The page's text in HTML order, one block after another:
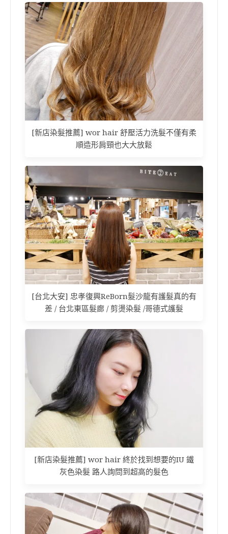
[新店染髮推薦] wor hair 舒壓活力洗髮不僅有柔
順造形肩頸也大大放鬆
[台北大安] 忠孝復興ReBorn髮沙龍有護髮真的有
差 / 台北東區髮廊 / 剪燙染髮 /哥德式護髮
[新店染髮推薦] wor hair 終於找到想要的IU 鐵
灰色染髮 路人詢問到超高的髮色